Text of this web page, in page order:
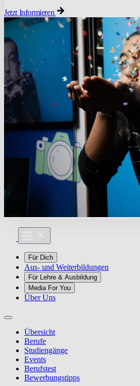
Jetzt Informieren
Für Dich
Aus- und Weiterbildungen
Für Lehre & Ausbildung
Media For You
Über Uns
Übersicht
Berufe
Studiengänge
Events
Berufstest
Bewerbungstipps